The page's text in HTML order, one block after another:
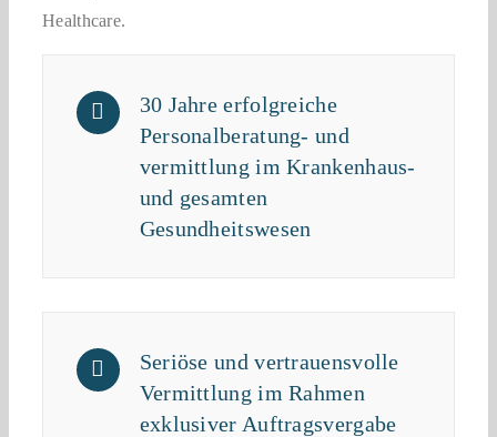
30 Jahre erfolgreiche
Personalberatung- und
vermittlung im Krankenhaus-
und gesamten
Gesundheitswesen
Seriöse und vertrauensvolle
Vermittlung im Rahmen
exklusiver Auftragsvergabe
Healthcare.